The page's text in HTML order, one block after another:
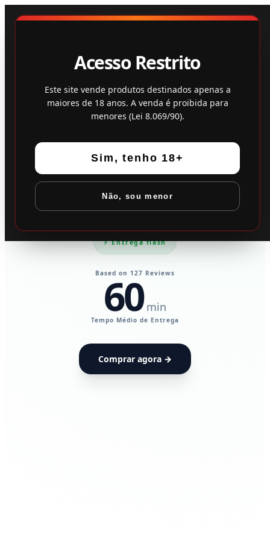
Acesso Restrito
Este site vende produtos destinados apenas a
maiores de 18 anos. A venda é proibida para
menores (Lei 8.069/90).
Sim, tenho 18+
Não, sou menor
UdiaPods —
⚡ Entrega flash
Based on 127 Reviews
60min
Tempo Médio de Entrega
Comprar agora →